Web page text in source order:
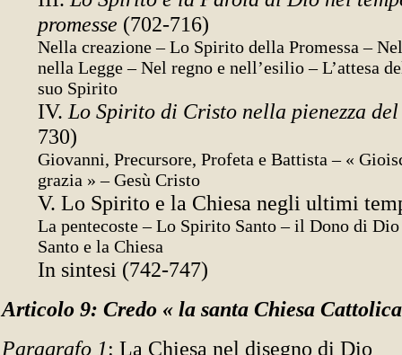
promesse (702-716)
Nella creazione – Lo Spirito della Promessa –
nella Legge – Nel regno e nell’esilio – L’attesa
suo Spirito
IV. Lo Spirito di Cristo nella pienezza
730)
Giovanni, Precursore, Profeta e Battista – «
grazia » – Gesù Cristo
V. Lo Spirito e la Chiesa negli ultimi
La pentecoste – Lo Spirito Santo – il Dono di
Santo e la Chiesa
In sintesi (742-747)
Articolo 9: Credo « la santa Chiesa
Paragrafo 1: La Chiesa nel disegno di Dio